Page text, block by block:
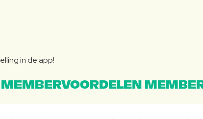
in de app!